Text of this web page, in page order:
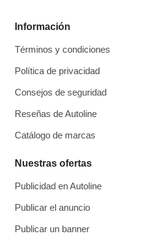
Información
Términos y condiciones
Política de privacidad
Consejos de seguridad
Reseñas de Autoline
Catálogo de marcas
Nuestras ofertas
Publicidad en Autoline
Publicar el anuncio
Publicar un banner